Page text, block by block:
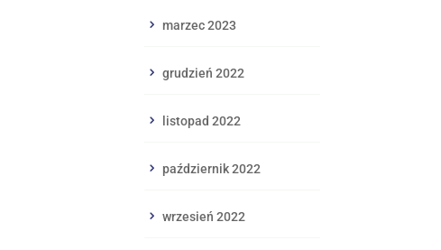
marzec 2023
grudzień 2022
listopad 2022
październik 2022
wrzesień 2022